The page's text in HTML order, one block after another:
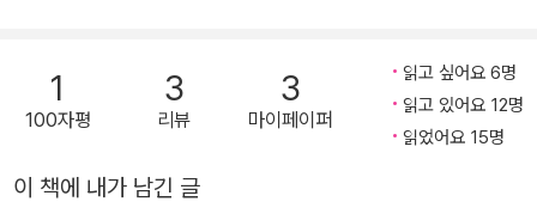
심채경의 세상 탐구 일지이며, 그들과 우리가 함께 겪은 어떤 계
절의 기록이기도 하다. 평범한 사람들에게 과학은 잘 알지 못해
공식과 용어를 보면 지레 겁을 먹곤 했을 것이다. 하지만 침착하
1
100자평
3
리뷰
3
마이페이퍼
읽고 싶어요 6명
읽고 있어요 12명
읽었어요 15명
이 책에 내가 남긴 글